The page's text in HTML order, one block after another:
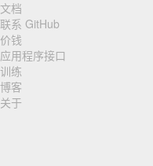
导
航
文档
联系 GitHub
价钱
应用程序接口
训练
博客
关于